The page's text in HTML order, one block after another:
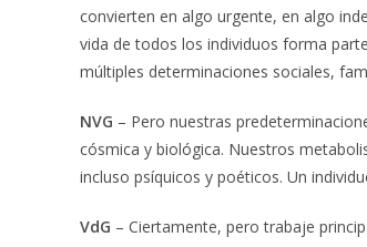
convierten en algo urgente, en algo
vida de todos los individuos forma
múltiples determinaciones sociales,
NVG – Pero nuestras
cósmica y biológica. Nuestros
incluso psíquicos y poéticos. Un
VdG – Ciertamente, pero trabaje